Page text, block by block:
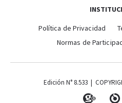
Política de Privacidad
Normas de
Edición N° 8.533 |